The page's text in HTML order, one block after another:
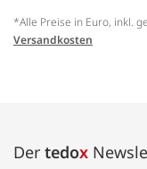
*Alle Preise in Euro, inkl.
Versandkosten
Der tedox